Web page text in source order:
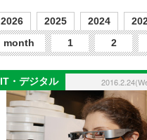
2026 2025 2024
month
1 2
IT・デジタル